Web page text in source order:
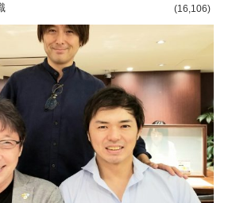
(16,106)